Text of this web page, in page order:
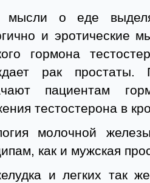
мысли о еде
и эротические
гормона
рак простаты.
пациентам
тестостерона в
молочной
как и мужская
и легких так